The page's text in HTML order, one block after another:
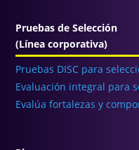
Pruebas de Selección
(Línea corporativa)
Pruebas DISC para
Evaluación integral para
Evalúa fortalezas y